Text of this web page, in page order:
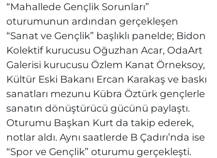
“Mahallede Gençlik Sorunları”
oturumunun ardından gerçekleşen
“Sanat ve Gençlik” başlıklı panelde; Bidon
Kolektif kurucusu Oğuzhan Acar, OdaArt
Galerisi kurucusu Özlem Kanat Örneksoy,
Kültür Eski Bakanı Ercan Karakaş ve baskı
sanatları mezunu Kübra Öztürk gençlerle
sanatın dönüştürücü gücünü paylaştı.
Oturumu Başkan Kurt da takip ederek,
notlar aldı. Aynı saatlerde B Çadırı’nda ise
“Spor ve Gençlik” oturumu gerçekleşti.